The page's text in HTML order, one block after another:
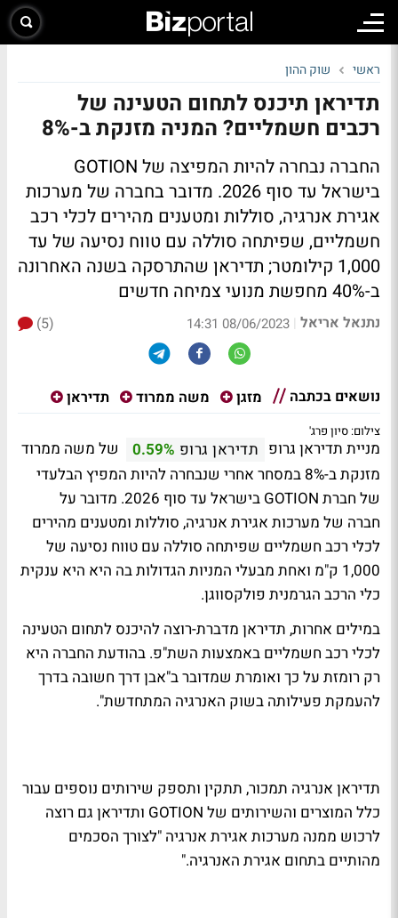
ראשי שוק ההון
תדיראן תיכנס לתחום הטעינה של
רכבים חשמליים? המניה מזנקת ב-8%
החברה נבחרה להיות המפיצה של GOTION
בישראל עד סוף 2026. מדובר בחברה של מערכות
אגירת אנרגיה, סוללות ומטענים מהירים לכלי רכב
חשמליים, שפיתחה סוללה עם טווח נסיעה של עד
1,000 קילומטר; תדיראן שהתרסקה בשנה האחרונה
ב-40% מחפשת מנועי צמיחה חדשים
נתנאל אריאל |
08/06/2023 14:31
(5)
נושאים בכתבה מזגן משה ממרוד תדיראן
צילום: סיון פרג'
מניית תדיראן גרופ תדיראן גרופ 0.59%
של משה ממרוד
מזנקת ב-8% במסחר אחרי שנבחרה להיות המפיץ הבלעדי
של חברת GOTION בישראל עד סוף 2026. מדובר על
חברה של ​מערכות אגירת אנרגיה, סוללות ומטענים מהירים
לכלי רכב חשמליים שפיתחה סוללה עם טווח נסיעה של
1,000 ק"מ ואחת מבעלי המניות הגדולות בה היא היא ענקית
כלי הרכב הגרמנית פולקסווגן.
במילים אחרות, תדיראן מדברת-רוצה להיכנס לתחום הטעינה
לכלי רכב חשמליים באמצעות השת"פ. בהודעת החברה היא
רק רומזת על כך ואומרת שמדובר ב"אבן דרך חשובה בדרך
להעמקת פעילותה בשוק האנרגיה המתחדשת".
תדיראן אנרגיה תמכור, תתקין ותספק שירותים נוספים עבור
כלל המוצרים והשירותים של GOTION ותדיראן גם רוצה
לרכוש ממנה מערכות אגירת אנרגיה "לצורך הסכמים
מהותיים בתחום אגירת האנרגיה."